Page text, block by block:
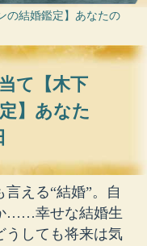
の結婚鑑定】あなたの
て【木下
】あなた
える“結婚”。自
……幸せな結婚生
しても将来は気